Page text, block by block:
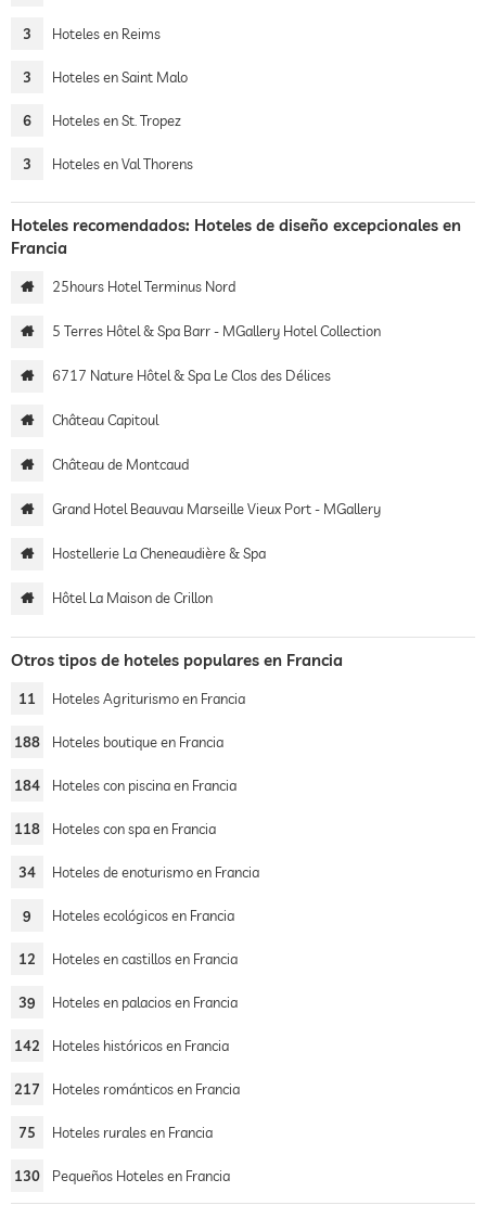
3 Hoteles en Reims
3 Hoteles en Saint Malo
6 Hoteles en St. Tropez
3 Hoteles en Val Thorens
Hoteles recomendados: Hoteles de diseño excepcionales en
Francia
25hours Hotel Terminus Nord
5 Terres Hôtel & Spa Barr - MGallery Hotel Collection
6717 Nature Hôtel & Spa Le Clos des Délices
Château Capitoul
Château de Montcaud
Grand Hotel Beauvau Marseille Vieux Port - MGallery
Hostellerie La Cheneaudière & Spa
Hôtel La Maison de Crillon
Otros tipos de hoteles populares en Francia
11 Hoteles Agriturismo en Francia
188 Hoteles boutique en Francia
184 Hoteles con piscina en Francia
118 Hoteles con spa en Francia
34 Hoteles de enoturismo en Francia
9 Hoteles ecológicos en Francia
12 Hoteles en castillos en Francia
39 Hoteles en palacios en Francia
142 Hoteles históricos en Francia
217 Hoteles románticos en Francia
75 Hoteles rurales en Francia
130 Pequeños Hoteles en Francia